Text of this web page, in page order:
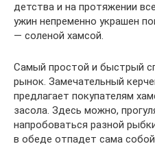
детства и на протяжении
ужин непременно украшен
— соленой хамсой.
Самый простой и быстрый
рынок. Замечательный
предлагает покупателям
засола. Здесь можно,
напробоваться разной
в обеде отпадет сама